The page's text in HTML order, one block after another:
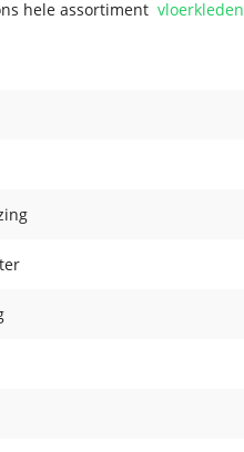
hele assortimentvloerkleden